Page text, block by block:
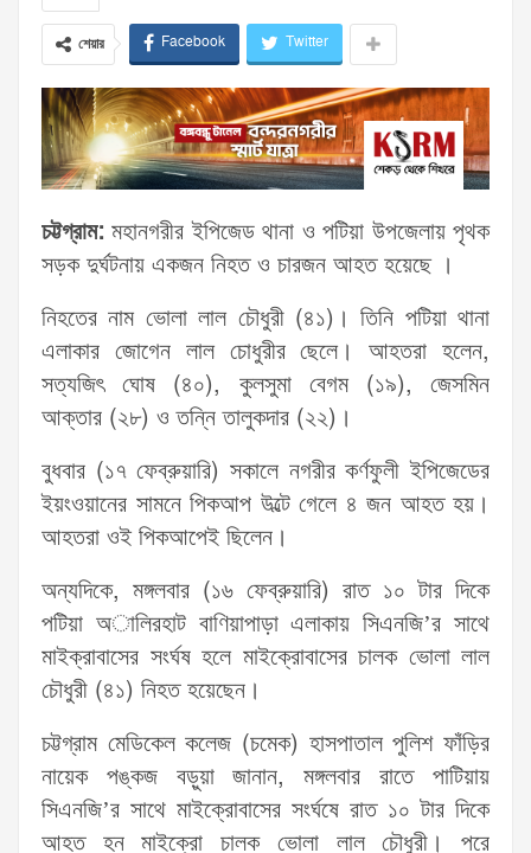
শেয়ার Facebook Twitter
চট্টগ্রাম: মহানগরীর ইপিজেড থানা ও পটিয়া উপজেলায় পৃথক
সড়ক দুর্ঘটনায় একজন নিহত ও চারজন আহত হয়েছে ।
নিহতের নাম ভোলা লাল চৌধুরী (৪১)। তিনি পটিয়া থানা
এলাকার জোগেন লাল চোধুরীর ছেলে। আহতরা হলেন,
সত্যজিৎ ঘোষ (৪০), কুলসুমা বেগম (১৯), জেসমিন
আক্তার (২৮) ও তন্নি তালুকদার (২২)।
বুধবার (১৭ ফেব্রুয়ারি) সকালে নগরীর কর্ণফুলী ইপিজেডের
ইয়ংওয়ানের সামনে পিকআপ উল্টে গেলে ৪ জন আহত হয়।
আহতরা ওই পিকআপেই ছিলেন।
অন্যদিকে, মঙ্গলবার (১৬ ফেব্রুয়ারি) রাত ১০ টার দিকে
পটিয়া অালিরহাট বাণিয়াপাড়া এলাকায় সিএনজি’র সাথে
মাইক্রাবাসের সংর্ঘষ হলে মাইক্রোবাসের চালক ভোলা লাল
চৌধুরী (৪১) নিহত হয়েছেন।
চট্টগ্রাম মেডিকেল কলেজ (চমেক) হাসপাতাল পুলিশ ফাঁড়ির
নায়েক পঙ্কজ বড়ুয়া জানান, মঙ্গলবার রাতে পাটিয়ায়
সিএনজি’র সাথে মাইক্রোবাসের সংর্ঘষে রাত ১০ টার দিকে
আহত হন মাইক্রো চালক ভোলা লাল চৌধুরী। পরে